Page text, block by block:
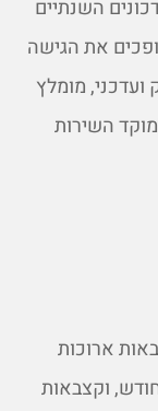
השנתיים
את הגישה
ועדכני, מומלץ
השירות
ארוכות
לחודש, קצבאות ילדים ב-20 לחודש, וקצבאות